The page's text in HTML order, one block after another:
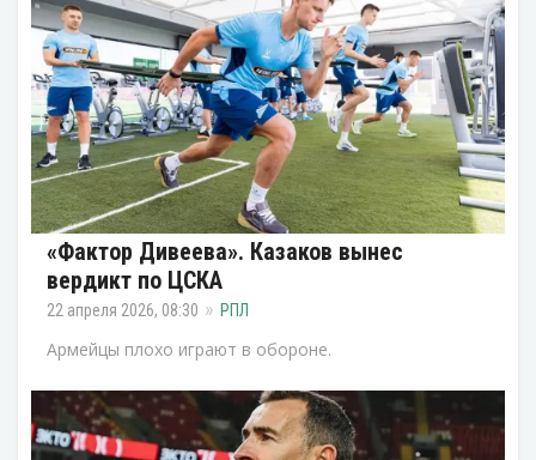
«Фактор Дивеева». Казаков вынес
вердикт по ЦСКА
22 апреля 2026, 08:30 РПЛ
Армейцы плохо играют в обороне.